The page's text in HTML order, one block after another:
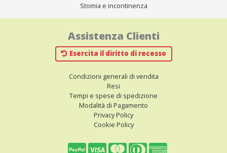
Stomia e incontinenza
Assistenza Clienti
Esercita il diritto di recesso
Condizioni generali di vendita
Resi
Tempi e spese di spedizione
Modalità di Pagamento
Privacy Policy
Cookie Policy